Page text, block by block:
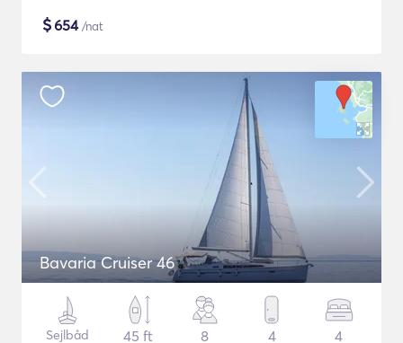
$654/nat
Bavaria Cruiser 46
Sejlbåd
45 ft
8 4 4